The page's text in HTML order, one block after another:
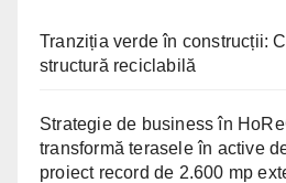
Tranziția verde în construcții:
structură reciclabilă
Strategie de business în
transformă terasele în active
proiect record de 2.600 mp